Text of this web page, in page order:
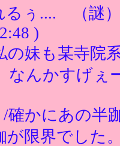
るぅ.... （謎
)
の妹も某寺院
なんかすげぇ
確かにあの半
が限界でした